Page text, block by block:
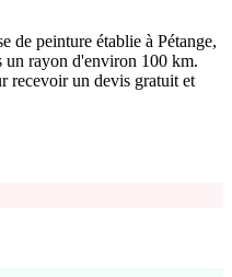
de peinture établie à Pétange,
un rayon d'environ 100 km.
recevoir un devis gratuit et